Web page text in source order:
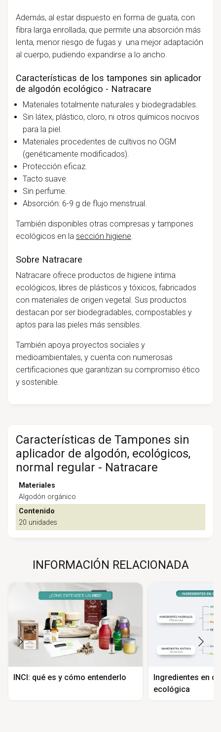
Además, al estar dispuesto en forma de guata, con
fibra larga enrollada, que permite una absorción más
lenta, menor riesgo de fugas y una mejor adaptación
al cuerpo, pudiendo expandirse a lo ancho.
Características de los tampones sin aplicador
de algodón ecológico - Natracare
Materiales totalmente naturales y biodegradables.
Sin látex, plástico, cloro, ni otros químicos nocivos
para la piel.
Materiales procedentes de cultivos no OGM
(genéticamente modificados).
Protección eficaz.
Tacto suave.
Sin perfume.
Absorción: 6-9 g de flujo menstrual.
También disponibles otras compresas y tampones
ecológicos en la sección higiene.
Sobre Natracare
Natracare ofrece productos de higiene íntima
ecológicos, libres de plásticos y tóxicos, fabricados
con materiales de origen vegetal. Sus productos
destacan por ser biodegradables, compostables y
aptos para las pieles más sensibles.
También apoya proyectos sociales y
medioambientales, y cuenta con numerosas
certificaciones que garantizan su compromiso ético
y sostenible.
Características de Tampones sin
aplicador de algodón, ecológicos,
normal regular - Natracare
Materiales
Algodón orgánico
Contenido
20 unidades
INFORMACIÓN RELACIONADA
INCI: qué es y cómo entenderlo
Ingredientes en
ecológica